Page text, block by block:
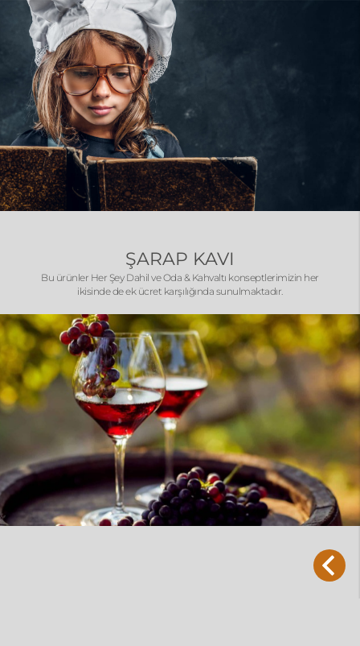
ŞARAP KAVI
Bu ürünler Her Şey Dahil ve Oda & Kahvaltı konseptlerimizin her
ikisinde de ek ücret karşılığında sunulmaktadır.